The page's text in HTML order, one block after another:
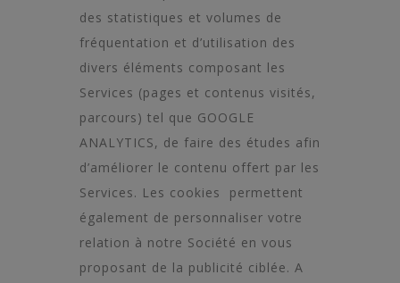
des statistiques et volumes de
fréquentation et d’utilisation des
divers éléments composant les
Services (pages et contenus visités,
parcours) tel que GOOGLE
ANALYTICS, de faire des études afin
d’améliorer le contenu offert par les
Services. Les cookies permettent
également de personnaliser votre
relation à notre Société en vous
proposant de la publicité ciblée. A